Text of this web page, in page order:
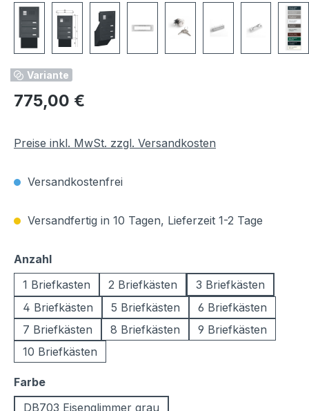
Variante
Regulärer Preis:
775,00 €
Preise inkl. MwSt. zzgl. Versandkosten
Versandkostenfrei
Versandfertig in 10 Tagen, Lieferzeit 1-2 Tage
Anzahlauswählen
1 Briefkasten
2 Briefkästen
3 Briefkästen
4 Briefkästen
5 Briefkästen
6 Briefkästen
7 Briefkästen
8 Briefkästen
9 Briefkästen
10 Briefkästen
Farbeauswählen
DB703 Eisenglimmer grau